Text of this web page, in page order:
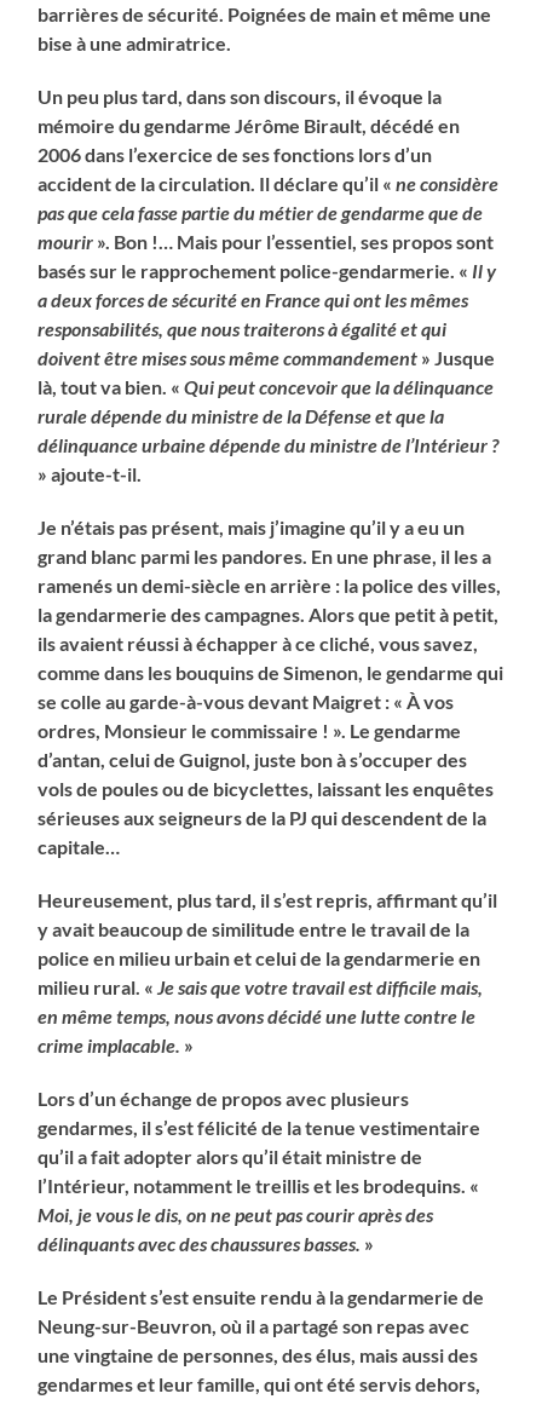
barrières de sécurité. Poignées de main et même une
bise à une admiratrice.
Un peu plus tard, dans son discours, il évoque la
mémoire du gendarme Jérôme Birault, décédé en
2006 dans l’exercice de ses fonctions lors d’un
accident de la circulation. Il déclare qu’il «ne considère
pas que cela fasse partie du métier de gendarme que de
mourir ». Bon !… Mais pour l’essentiel, ses propos sont
basés sur le rapprochement police-gendarmerie. « Il y
a deux forces de sécurité en France qui ont les mêmes
responsabilités, que nous traiterons à égalité et qui
doivent être mises sous même commandement » Jusque
là, tout va bien. «Qui peut concevoir que la délinquance
rurale dépende du ministre de la Défense et que la
délinquance urbaine dépende du ministre de l’Intérieur ?
» ajoute-t-il.
Je n’étais pas présent, mais j’imagine qu’il y a eu un
grand blanc parmi les pandores. En une phrase, il les a
ramenés un demi-siècle en arrière : la police des villes,
la gendarmerie des campagnes. Alors que petit à petit,
ils avaient réussi à échapper à ce cliché, vous savez,
comme dans les bouquins de Simenon, le gendarme qui
se colle au garde-à-vous devant Maigret : « À vos
ordres, Monsieur le commissaire ! ». Le gendarme
d’antan, celui de Guignol, juste bon à s’occuper des
vols de poules ou de bicyclettes, laissant les enquêtes
sérieuses aux seigneurs de la PJ qui descendent de la
capitale…
Heureusement, plus tard, il s’est repris, affirmant qu’il
y avait beaucoup de similitude entre le travail de la
police en milieu urbain et celui de la gendarmerie en
milieu rural. « Je sais que votre travail est difficile mais,
en même temps, nous avons décidé une lutte contre le
crime implacable. »
Lors d’un échange de propos avec plusieurs
gendarmes, il s’est félicité de la tenue vestimentaire
qu’il a fait adopter alors qu’il était ministre de
l’Intérieur, notamment le treillis et les brodequins. «
Moi, je vous le dis, on ne peut pas courir après des
délinquants avec des chaussures basses. »
Le Président s’est ensuite rendu à la gendarmerie de
Neung-sur-Beuvron, où il a partagé son repas avec
une vingtaine de personnes, des élus, mais aussi des
gendarmes et leur famille, qui ont été servis dehors,